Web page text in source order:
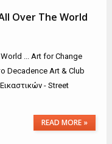
Over The World
... Art for Change
Decadence Art & Club
- Street
READ MORE »